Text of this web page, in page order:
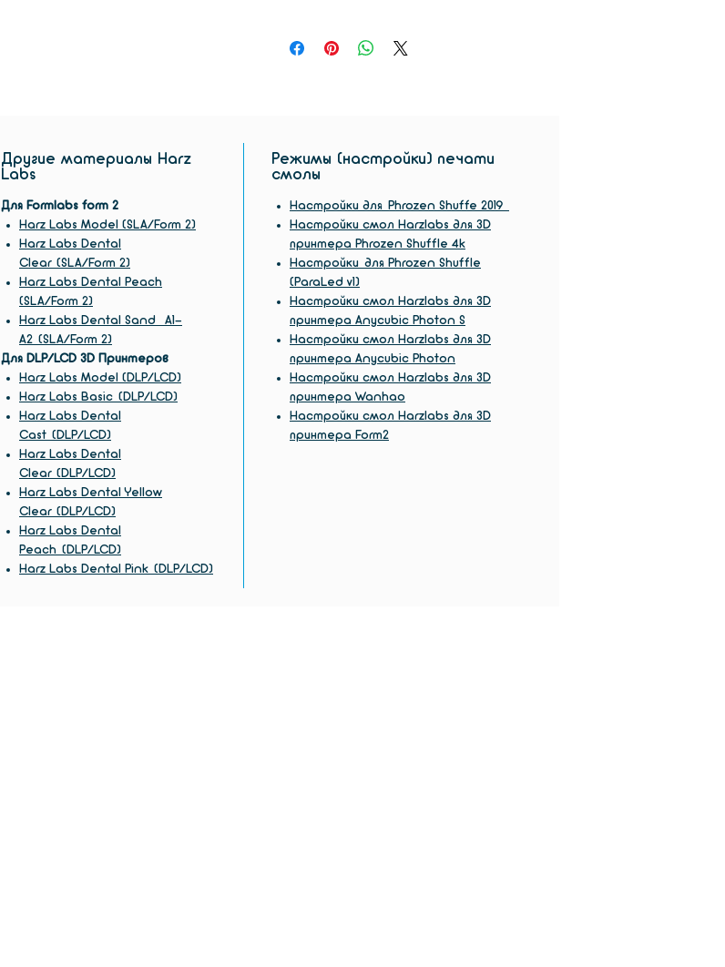
Другие материалы Harz
Labs
Для Formlabs form 2
Harz Labs Model (SLA/Form 2)
Harz Labs Dental
Clear (SLA/Form 2)
Harz Labs Dental Peach
(SLA/Form 2)
Harz Labs Dental Sand A1-
A2 (SLA/Form 2)
Для DLP/LCD 3D Принтеров
Harz Labs Model (DLP/LCD)
Harz Labs Basic (DLP/LCD)
Harz Labs Dental
Cast (DLP/LCD)
Harz Labs Dental
Clear (DLP/LCD)
Harz Labs Dental Yellow
Clear (DLP/LCD)
Harz Labs Dental
Peach (DLP/LCD)
Harz Labs Dental Pink (DLP/LCD)
Режимы (настройки) печати
смолы
Настройки для Phrozen Shuffe 2019
Настройки смол Harzlabs для 3D
принтера Phrozen Shuffle 4k
Настройки для Phrozen Shuffle
(ParaLed v1)
Настройки смол Harzlabs для 3D
принтера Anycubic Photon S
Настройки смол Harzlabs для 3D
принтера Anycubic Photon
Настройки смол Harzlabs для 3D
принтера Wanhao
Настройки смол Harzlabs для 3D
принтера Form2